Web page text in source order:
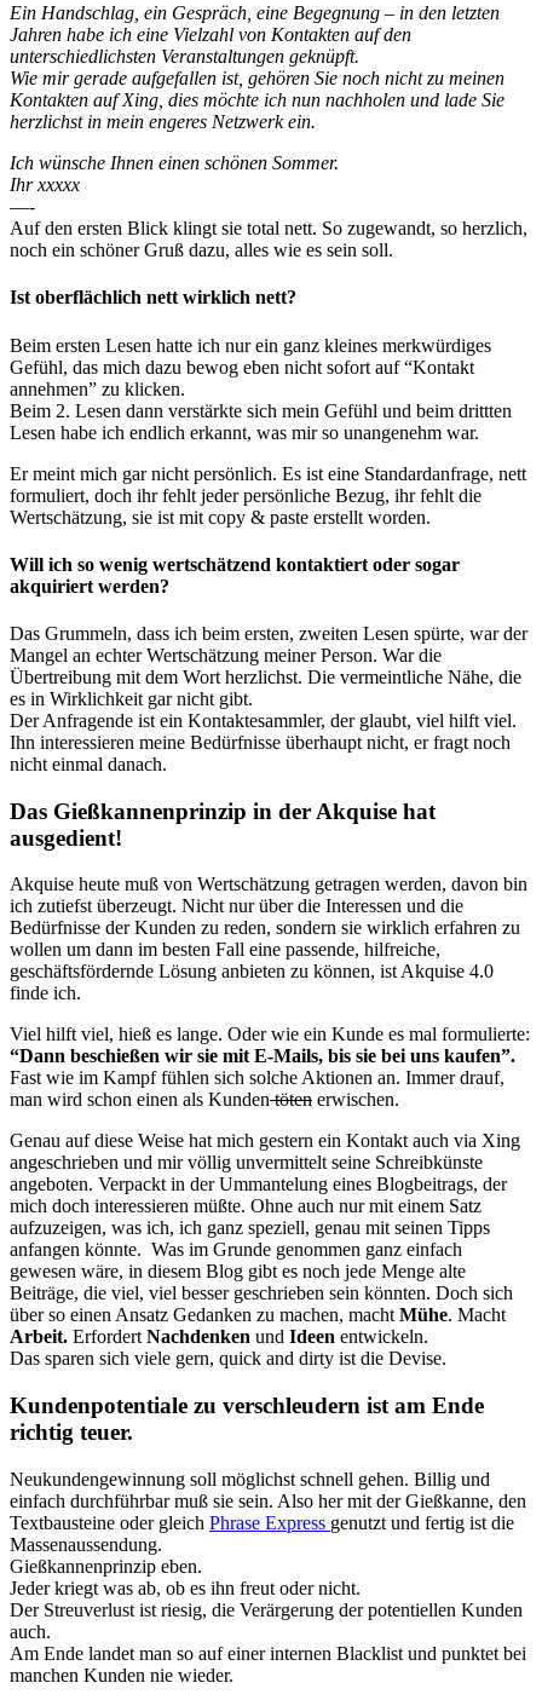
Ein Handschlag, ein Gespräch, eine Begegnung – in den letzten
Jahren habe ich eine Vielzahl von Kontakten auf den
unterschiedlichsten Veranstaltungen geknüpft.
Wie mir gerade aufgefallen ist, gehören Sie noch nicht zu meinen
Kontakten auf Xing, dies möchte ich nun nachholen und lade Sie
herzlichst in mein engeres Netzwerk ein.
Ich wünsche Ihnen einen schönen Sommer.
Ihr xxxxx
—-
Auf den ersten Blick klingt sie total nett. So zugewandt, so herzlich,
noch ein schöner Gruß dazu, alles wie es sein soll.
Ist oberflächlich nett wirklich nett?
Beim ersten Lesen hatte ich nur ein ganz kleines merkwürdiges
Gefühl, das mich dazu bewog eben nicht sofort auf “Kontakt
annehmen” zu klicken.
Beim 2. Lesen dann verstärkte sich mein Gefühl und beim drittten
Lesen habe ich endlich erkannt, was mir so unangenehm war.
Er meint mich gar nicht persönlich. Es ist eine Standardanfrage, nett
formuliert, doch ihr fehlt jeder persönliche Bezug, ihr fehlt die
Wertschätzung, sie ist mit copy & paste erstellt worden.
Will ich so wenig wertschätzend kontaktiert oder sogar
akquiriert werden?
Das Grummeln, dass ich beim ersten, zweiten Lesen spürte, war der
Mangel an echter Wertschätzung meiner Person. War die
Übertreibung mit dem Wort herzlichst. Die vermeintliche Nähe, die
es in Wirklichkeit gar nicht gibt.
Der Anfragende ist ein Kontaktesammler, der glaubt, viel hilft viel.
Ihn interessieren meine Bedürfnisse überhaupt nicht, er fragt noch
nicht einmal danach.
Das Gießkannenprinzip in der Akquise hat
ausgedient!
Akquise heute muß von Wertschätzung getragen werden, davon bin
ich zutiefst überzeugt. Nicht nur über die Interessen und die
Bedürfnisse der Kunden zu reden, sondern sie wirklich erfahren zu
wollen um dann im besten Fall eine passende, hilfreiche,
geschäftsfördernde Lösung anbieten zu können, ist Akquise 4.0
finde ich.
Viel hilft viel, hieß es lange. Oder wie ein Kunde es mal formulierte:
“Dann beschießen wir sie mit E-Mails, bis sie bei uns kaufen”.
Fast wie im Kampf fühlen sich solche Aktionen an. Immer drauf,
man wird schon einen als Kundentöten erwischen.
Genau auf diese Weise hat mich gestern ein Kontakt auch via Xing
angeschrieben und mir völlig unvermittelt seine Schreibkünste
angeboten. Verpackt in der Ummantelung eines Blogbeitrags, der
mich doch interessieren müßte. Ohne auch nur mit einem Satz
aufzuzeigen, was ich, ich ganz speziell, genau mit seinen Tipps
anfangen könnte. Was im Grunde genommen ganz einfach
gewesen wäre, in diesem Blog gibt es noch jede Menge alte
Beiträge, die viel, viel besser geschrieben sein könnten. Doch sich
über so einen Ansatz Gedanken zu machen, machtMühe. Macht
Arbeit. ErfordertNachdenken und Ideen entwickeln.
Das sparen sich viele gern, quick and dirty ist die Devise.
Kundenpotentiale zu verschleudern ist am Ende
richtig teuer.
Neukundengewinnung soll möglichst schnell gehen. Billig und
einfach durchführbar muß sie sein. Also her mit der Gießkanne, den
Textbausteine oder gleich Phrase Express genutzt und fertig ist die
Massenaussendung.
Gießkannenprinzip eben.
Jeder kriegt was ab, ob es ihn freut oder nicht.
Der Streuverlust ist riesig, die Verärgerung der potentiellen Kunden
auch.
Am Ende landet man so auf einer internen Blacklist und punktet bei
manchen Kunden nie wieder.